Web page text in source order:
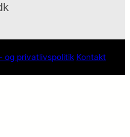
og privatlivspolitik Kontakt